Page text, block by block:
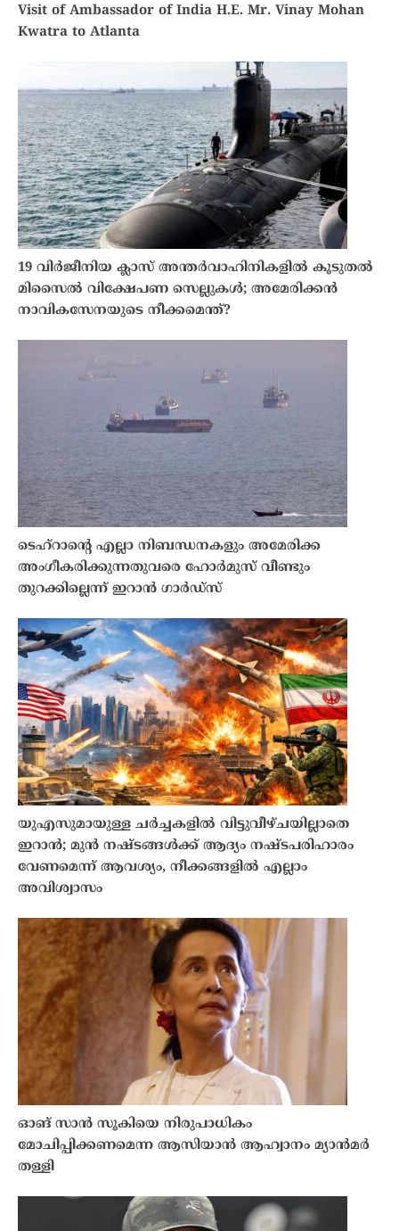
Visit of Ambassador of India H.E. Mr. Vinay Mohan
Kwatra to Atlanta
19 വിർജീനിയ ക്ലാസ് അന്തർവാഹിനികളിൽ കൂടുതൽ
മിസൈൽ വിക്ഷേപണ സെല്ലുകൾ; അമേരിക്കൻ
നാവികസേനയുടെ നീക്കമെന്ത്?
ടെഹ്‌റാൻ്റെ എല്ലാ നിബന്ധനകളും അമേരിക്ക
അംഗീകരിക്കുന്നതുവരെ ഹോർമുസ് വീണ്ടും
തുറക്കില്ലെന്ന് ഇറാൻ ഗാർഡ്സ്
യുഎസുമായുള്ള ചർച്ചകളിൽ വിട്ടുവീഴ്ചയില്ലാതെ
ഇറാൻ; മുൻ നഷ്ടങ്ങൾക്ക് ആദ്യം നഷ്ടപരിഹാരം
വേണമെന്ന് ആവശ്യം, നീക്കങ്ങളിൽ എല്ലാം
അവിശ്വാസം
ഓങ് സാൻ സൂകിയെ നിരുപാധികം
മോചിപ്പിക്കണമെന്ന ആസിയാൻ ആഹ്വാനം മ്യാൻമർ
തള്ളി